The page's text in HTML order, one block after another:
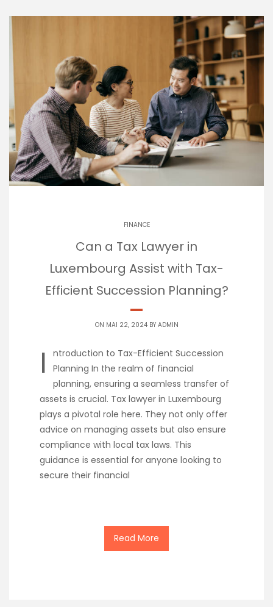
FINANCE
Can a Tax Lawyer in
Luxembourg Assist with Tax-
Efficient Succession Planning?
ON MAI 22, 2024 BY ADMIN
I
ntroduction to Tax-Efficient Succession
Planning In the realm of financial
planning, ensuring a seamless transfer of
assets is crucial. Tax lawyer in Luxembourg
plays a pivotal role here. They not only offer
advice on managing assets but also ensure
compliance with local tax laws. This
guidance is essential for anyone looking to
secure their financial
Read More